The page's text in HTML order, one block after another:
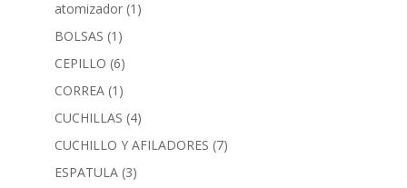
atomizador (1)
BOLSAS (1)
CEPILLO (6)
CORREA (1)
CUCHILLAS (4)
CUCHILLO Y AFILADORES (7)
ESPATULA (3)